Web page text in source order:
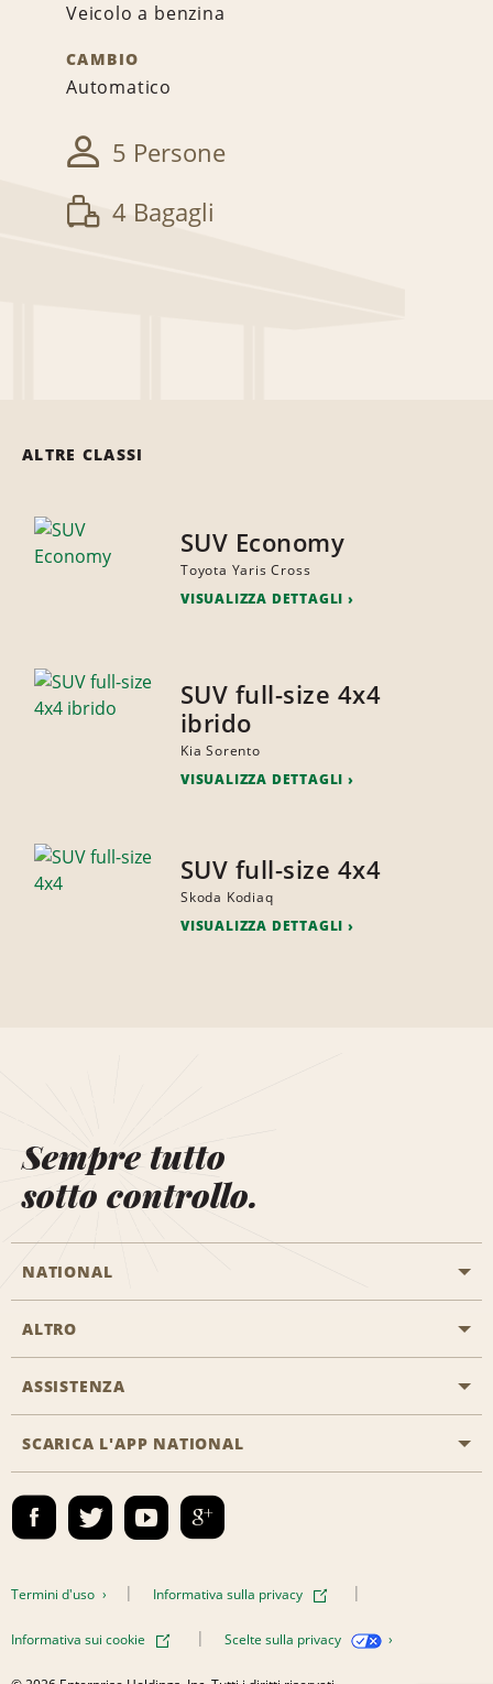
Veicolo a benzina
CAMBIO
Automatico
5 Persone
4 Bagagli
ALTRE CLASSI
SUV Economy
Toyota Yaris Cross
VISUALIZZA DETTAGLI
SUV full-size 4x4
ibrido
Kia Sorento
VISUALIZZA DETTAGLI
SUV full-size 4x4
Skoda Kodiaq
VISUALIZZA DETTAGLI
Sempre tutto
sotto controllo.
NATIONAL
Inizia una prenotazione
Programmi business
Emerald Club Accedi
ALTRO
Offerte di lavoro
ASSISTENZA
Accessibilità
Contatti
SCARICA L'APP NATIONAL
Termini d'uso Informativa sulla privacy
Informativa sui cookie Scelte sulla privacy